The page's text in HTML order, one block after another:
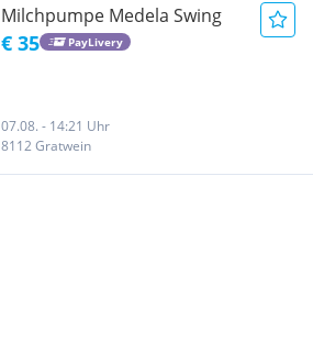
Milchpumpe Medela Swing
€ 35 PayLivery
07.08. - 14:21 Uhr
8112 Gratwein